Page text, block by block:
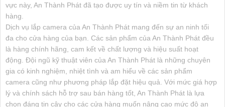
vực này, An Thành Phát đã tạo được uy tín và niềm tin từ khách
hàng.
Dịch vụ lắp camera của An Thành Phát mang đến sự an ninh tối
đa cho cửa hàng của bạn. Các sản phẩm của An Thành Phát đều
là hàng chính hãng, cam kết về chất lượng và hiệu suất hoạt
động. Đội ngũ kỹ thuật viên của An Thành Phát là những chuyên
gia có kinh nghiệm, nhiệt tình và am hiểu về các sản phẩm
camera cũng như phương pháp lắp đặt hiệu quả. Với mức giá hợp
lý và chính sách hỗ trợ sau bán hàng tốt, An Thành Phát là lựa
chọn đáng tin cậy cho các cửa hàng muốn nâng cao mức độ an